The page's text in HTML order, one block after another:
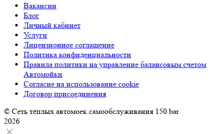
Вакансии
Блог
Личный кабинет
Услуги
Лицензионное соглашение
Политика конфиденциальности
Правила политики на управление балансовым счетом
Автомойки
Согласие на использование cookie
Договор присоединения
© Сеть тёплых автомоек самообслуживания 150 bar
2026